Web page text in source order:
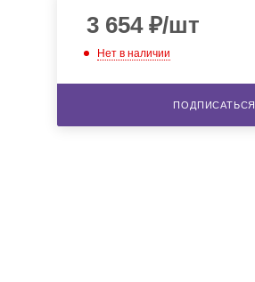
3 654₽/шт
Нет в наличии
ПОДПИСАТЬСЯ